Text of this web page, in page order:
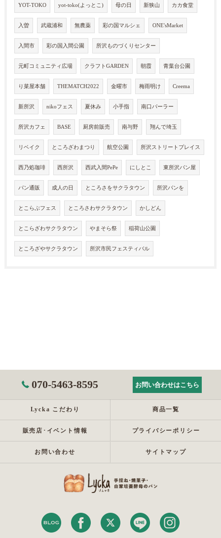
YOT-TOKO yot-toko(よっとこ) 母の日 新狭山 カカ食堂
入曽 武蔵浦和 無農薬 彩の国マルシェ ONE'sMarket
入間市 彩の国入間公園 所沢ものづくりセンター
元町コミュニティ広場 クラフトGARDEN 朝霞 青葉台公園
り菜屋本舗 THEMATCH2022 金曜市 梅雨明け Creema
新所沢 nikoフェス 夏休み 小手指 南口パーラー
所沢カフェ BASE 厨房前販売 南与野 翔んで埼玉
リベイク ところざわまつり 航空公園 所沢ストリートプレイス
西乃処珈琲 西所沢 西武入間PePe にしとこ 東所沢パン屋
パン通販 成人の日 ところさをサクラタウン 所沢パンを
とこらぶフェス ところさわサクラタウン かしどん
とこらざわサクラタウン やまそら祭 稲荷山公園
ところざやサクラタウン 所沢市民フェスティバル
070-5463-8595 お問い合わせはこちら
Lycka こだわり 商品一覧
販売店･イベント情報 プライバシーポリシー
お問い合わせ サイトマップ